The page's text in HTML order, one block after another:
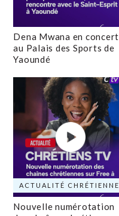
Dena Mwana en concert
au Palais des Sports de
Yaoundé
ACTUALITÉ CHRÉTIENNE
Nouvelle numérotation